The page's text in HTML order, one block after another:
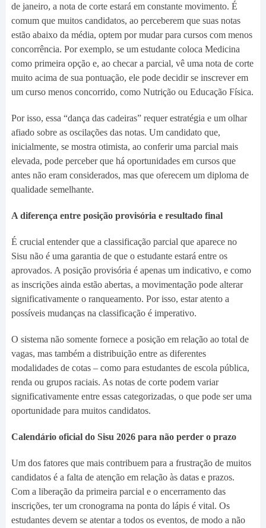
de janeiro, a nota de corte estará em constante movimento. É
comum que muitos candidatos, ao perceberem que suas notas
estão abaixo da média, optem por mudar para cursos com menos
concorrência. Por exemplo, se um estudante coloca Medicina
como primeira opção e, ao checar a parcial, vê uma nota de corte
muito acima de sua pontuação, ele pode decidir se inscrever em
um curso menos concorrido, como Nutrição ou Educação Física.
Por isso, essa “dança das cadeiras” requer estratégia e um olhar
afiado sobre as oscilações das notas. Um candidato que,
inicialmente, se mostra otimista, ao conferir uma parcial mais
elevada, pode perceber que há oportunidades em cursos que
antes não eram considerados, mas que oferecem um diploma de
qualidade semelhante.
A diferença entre posição provisória e resultado final
É crucial entender que a classificação parcial que aparece no
Sisu não é uma garantia de que o estudante estará entre os
aprovados. A posição provisória é apenas um indicativo, e como
as inscrições ainda estão abertas, a movimentação pode alterar
significativamente o ranqueamento. Por isso, estar atento a
possíveis mudanças na classificação é imperativo.
O sistema não somente fornece a posição em relação ao total de
vagas, mas também a distribuição entre as diferentes
modalidades de cotas – como para estudantes de escola pública,
renda ou grupos raciais. As notas de corte podem variar
significativamente entre essas categorizadas, o que pode ser uma
oportunidade para muitos candidatos.
Calendário oficial do Sisu 2026 para não perder o prazo
Um dos fatores que mais contribuem para a frustração de muitos
candidatos é a falta de atenção em relação às datas e prazos.
Com a liberação da primeira parcial e o encerramento das
inscrições, ter um cronograma na ponta do lápis é vital. Os
estudantes devem se atentar a todos os eventos, de modo a não